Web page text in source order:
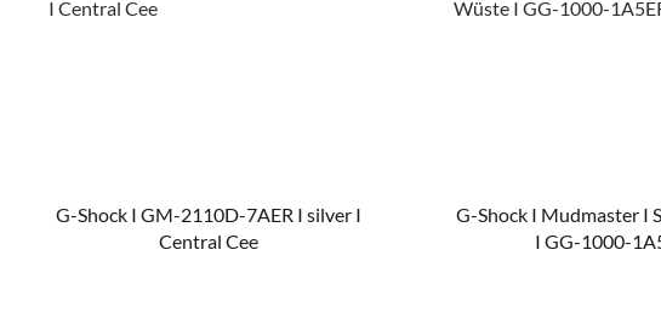
G-Shock I GM-2110D-7AER I silver I
Central Cee
G-Shock I Mudmaster I
I GG-1000-